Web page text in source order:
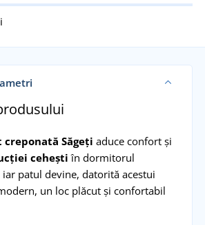
Săgeți aduce confort și
cehești în dormitorul
patul devine, datorită acestui
un loc plăcut și confortabil